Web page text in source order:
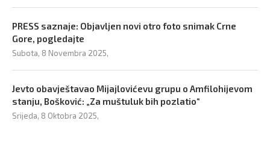
PRESS saznaje: Objavljen novi otro foto snimak Crne
Gore, pogledajte
Subota, 8 Novembra 2025,
Jevto obavještavao Mijajlovićevu grupu o Amfilohijevom
stanju, Bošković: „Za muštuluk bih pozlatio“
Srijeda, 8 Oktobra 2025,